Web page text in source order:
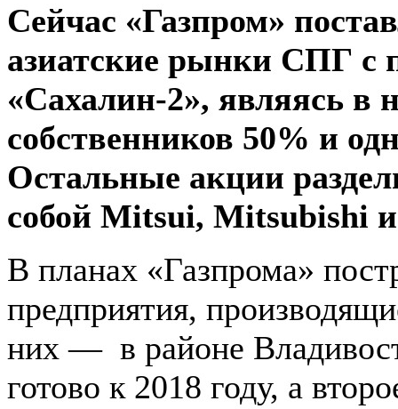
Сейчас «Газпром»
азиатские рынки СПГ с
«Сахалин-2», являясь в
собственников 50% и
Остальные акции
собой Mitsui, Mitsubishi
В планах «Газпрома»
предприятия,
них — в районе
готово к 2018 году, а